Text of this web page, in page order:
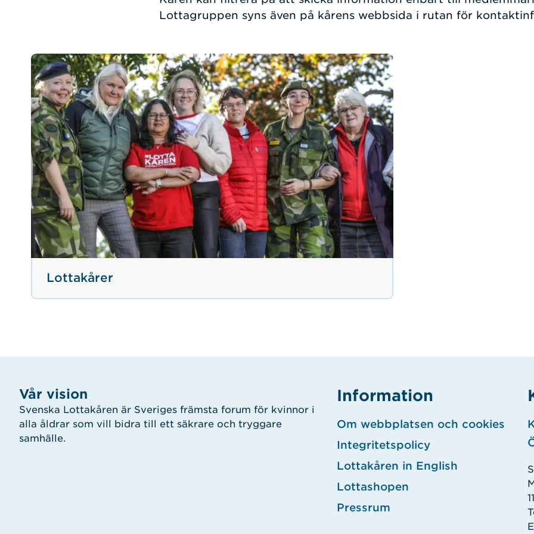
Lottagruppen syns även på kårens webbsida i rutan för
Lottakårer
Vår vision
Svenska Lottakåren är Sveriges främsta forum för kvinnor i
alla åldrar som vill bidra till ett säkrare och tryggare
samhälle.
Information
Om webbplatsen och cookies
Integritetspolicy
Lottakåren in English
Lottashopen
Pressrum